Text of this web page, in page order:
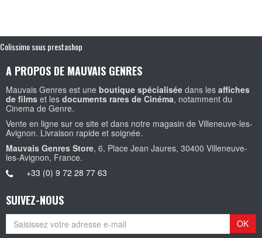
Colissimo sous prestashop
A PROPOS DE MAUVAIS GENRES
Mauvais Genres est une boutique spécialisée dans les affiches
de films et les documents rares de Cinéma, notamment du
Cinema de Genre.
Vente en ligne sur ce site et dans notre magasin de Villeneuve-les-
Avignon. Livraison rapide et soignée.
Mauvais Genres Store, 6, Place Jean Jaures, 30400 Villeneuve-
les-Avignon, France.
+33 (0) 9 72 28 77 63
SUIVEZ-NOUS
OK